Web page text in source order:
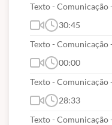
Texto - Comunicação
30:45
Texto - Comunicação
00:00
Texto - Comunicação
28:33
Texto - Comunicação